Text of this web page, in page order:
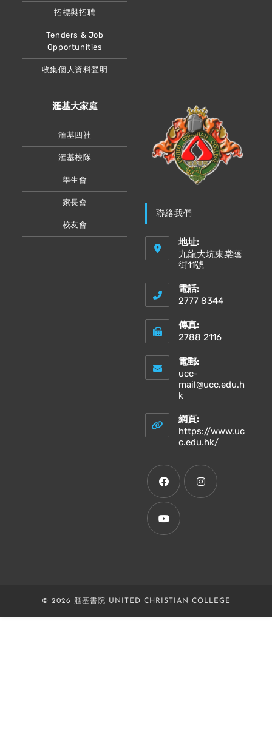
招標與招聘
Tenders & Job
Opportunities
收集個人資料聲明
滙基大家庭
滙基四社
滙基校隊
學生會
家長會
校友會
聯絡我們
地址:
九龍大坑東棠蔭
街11號
電話:
2777 8344
傳真:
2788 2116
電郵:
ucc-
mail@ucc.edu.h
k
your
application
網頁:
https://www.uc
c.edu.hk/Opens
Opens
in
tab
© 2026 滙基書院 UNITED CHRISTIAN COLLEGE